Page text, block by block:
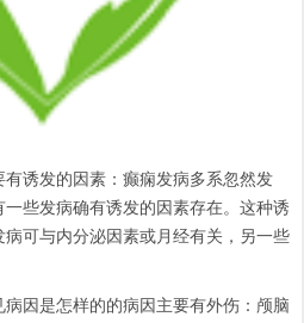
诱发的因素：癫痫发病多系忽然发
些发病确有诱发的因素存在。这种诱
可与内分泌因素或月经有关，另一些
因是怎样的的病因主要有外伤：颅脑